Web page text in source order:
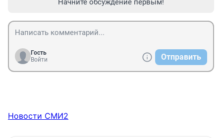
Начните обсуждение первым!
Гость
Войти
Отправить
Новости СМИ2